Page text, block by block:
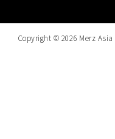
Copyright © 2026 Merz